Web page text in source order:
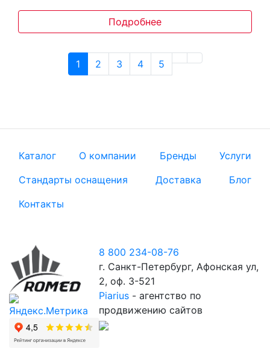
Подробнее
1 2 3 4 5
Каталог О компании Бренды
Услуги
Стандарты оснащения
Доставка
Блог
Контакты
8 800 234-08-76
г. Санкт-Петербург, Афонская ул,
2, оф. 3-521
Piarius - агентство по
продвижению сайтов